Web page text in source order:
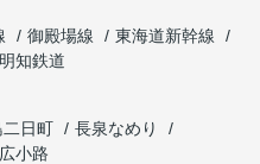
御殿場線
東海道新幹線
明知鉄道
二日町
長泉なめり
小路